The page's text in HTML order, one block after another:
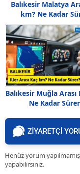
Balıkesir Malatya
km? Ne Kadar
Balıkesir Muğla Arası
Ne Kadar
ZİYARETÇİ
Henüz yorum
yapabilirsiniz.